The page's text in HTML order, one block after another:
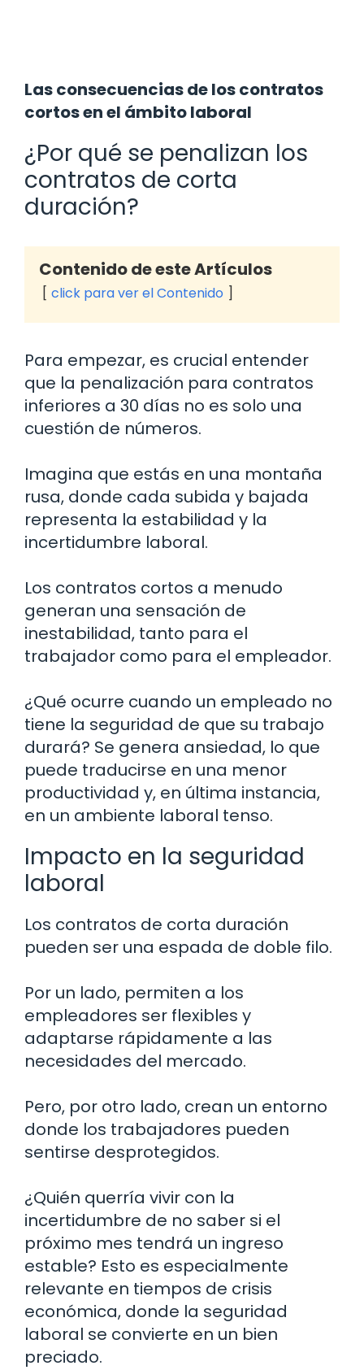
Las consecuencias de los contratos
cortos en el ámbito laboral
¿Por qué se penalizan los
contratos de corta
duración?
Contenido de este Artículos
click para ver el Contenido
Para empezar, es crucial entender
que la penalización para contratos
inferiores a 30 días no es solo una
cuestión de números.
Imagina que estás en una montaña
rusa, donde cada subida y bajada
representa la estabilidad y la
incertidumbre laboral.
Los contratos cortos a menudo
generan una sensación de
inestabilidad, tanto para el
trabajador como para el empleador.
¿Qué ocurre cuando un empleado no
tiene la seguridad de que su trabajo
durará? Se genera ansiedad, lo que
puede traducirse en una menor
productividad y, en última instancia,
en un ambiente laboral tenso.
Impacto en la seguridad
laboral
Los contratos de corta duración
pueden ser una espada de doble filo.
Por un lado, permiten a los
empleadores ser flexibles y
adaptarse rápidamente a las
necesidades del mercado.
Pero, por otro lado, crean un entorno
donde los trabajadores pueden
sentirse desprotegidos.
¿Quién querría vivir con la
incertidumbre de no saber si el
próximo mes tendrá un ingreso
estable? Esto es especialmente
relevante en tiempos de crisis
económica, donde la seguridad
laboral se convierte en un bien
preciado.